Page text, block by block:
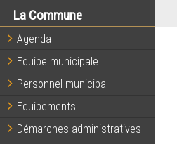
La Commune
Agenda
Equipe municipale
Personnel municipal
Equipements
Démarches administratives